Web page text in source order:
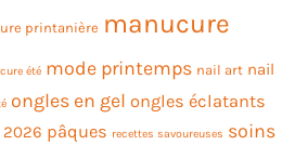
printanière manucure
été mode printemps nail art nail
ongles en gel ongles éclatants
pâques recettes savoureuses soins